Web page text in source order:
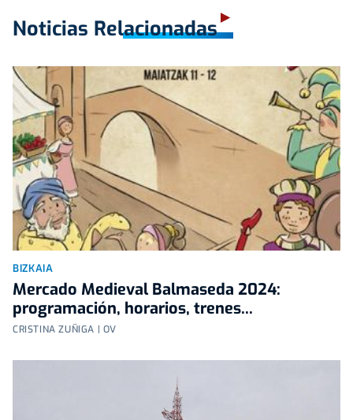
Noticias Relacionadas
BIZKAIA
Mercado Medieval Balmaseda 2024:
programación, horarios, trenes...
CRISTINA ZUÑIGA | OV